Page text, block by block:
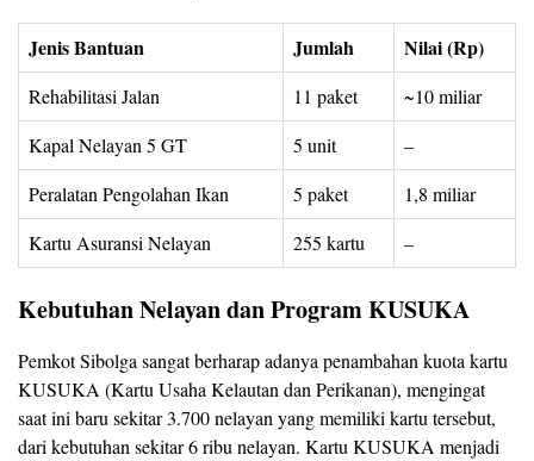
Jenis Bantuan Jumlah Nilai (Rp)
Rehabilitasi Jalan 11 paket
~10 miliar
Kapal Nelayan 5 GT
5 unit
–
Peralatan Pengolahan Ikan
5 paket
1,8 miliar
Kartu Asuransi Nelayan
255 kartu –
Kebutuhan Nelayan dan Program KUSUKA
Pemkot Sibolga sangat berharap adanya penambahan kuota kartu
KUSUKA (Kartu Usaha Kelautan dan Perikanan), mengingat
saat ini baru sekitar 3.700 nelayan yang memiliki kartu tersebut,
dari kebutuhan sekitar 6 ribu nelayan. Kartu KUSUKA menjadi